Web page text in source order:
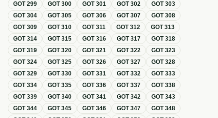
GOT299 GOT300 GOT301 GOT302 GOT303
GOT304 GOT305 GOT306 GOT307 GOT308
GOT309 GOT310 GOT311 GOT312 GOT313
GOT314 GOT315 GOT316 GOT317 GOT318
GOT319 GOT320 GOT321 GOT322 GOT323
GOT324 GOT325 GOT326 GOT327 GOT328
GOT329 GOT330 GOT331 GOT332 GOT333
GOT334 GOT335 GOT336 GOT337 GOT338
GOT339 GOT340 GOT341 GOT342 GOT343
GOT344 GOT345 GOT346 GOT347 GOT348